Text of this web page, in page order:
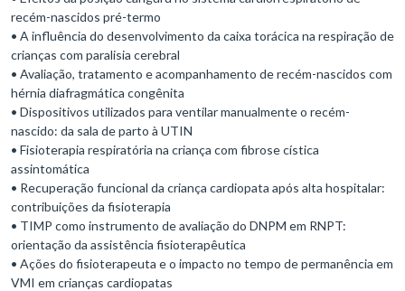
recém-nascidos pré-termo
• A influência do desenvolvimento da caixa torácica na respiração de
crianças com paralisia cerebral
• Avaliação, tratamento e acompanhamento de recém-nascidos com
hérnia diafragmática congênita
• Dispositivos utilizados para ventilar manualmente o recém-
nascido: da sala de parto à UTIN
• Fisioterapia respiratória na criança com fibrose cística
assintomática
• Recuperação funcional da criança cardiopata após alta hospitalar:
contribuições da fisioterapia
• TIMP como instrumento de avaliação do DNPM em RNPT:
orientação da assistência fisioterapêutica
• Ações do fisioterapeuta e o impacto no tempo de permanência em
VMI em crianças cardiopatas